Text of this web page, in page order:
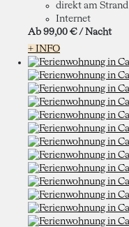
direkt am Strand
Internet
Ab 99,00 € / Nacht
+ INFO